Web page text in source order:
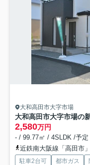
大和高田市大字市場
大和高田市大字市場の
2,580万円
- / 99.77㎡ / 4SLDK /予定
近鉄南大阪線「高田市
駐車2台可 都市ガス